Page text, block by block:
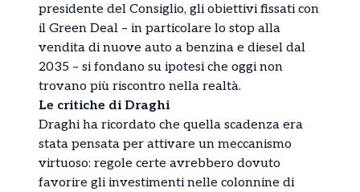
presidente del Consiglio, gli obiettivi fissati con
il Green Deal – in particolare lo stop alla
vendita di nuove auto a benzina e diesel dal
2035 – si fondano su ipotesi che oggi non
trovano più riscontro nella realtà.
Le critiche di Draghi
Draghi ha ricordato che quella scadenza era
stata pensata per attivare un meccanismo
virtuoso: regole certe avrebbero dovuto
favorire gli investimenti nelle colonnine di